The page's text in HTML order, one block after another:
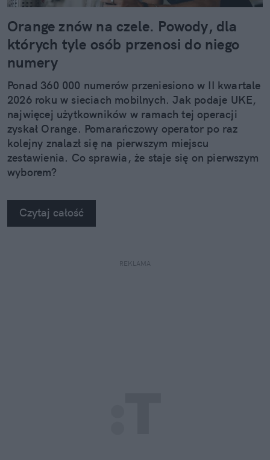
Orange znów na czele. Powody, dla
których tyle osób przenosi do niego
numery
Ponad 360 000 numerów przeniesiono w II kwartale
2026 roku w sieciach mobilnych. Jak podaje UKE,
najwięcej użytkowników w ramach tej operacji
zyskał Orange. Pomarańczowy operator po raz
kolejny znalazł się na pierwszym miejscu
zestawienia. Co sprawia, że staje się on pierwszym
wyborem?
Czytaj całość
REKLAMA